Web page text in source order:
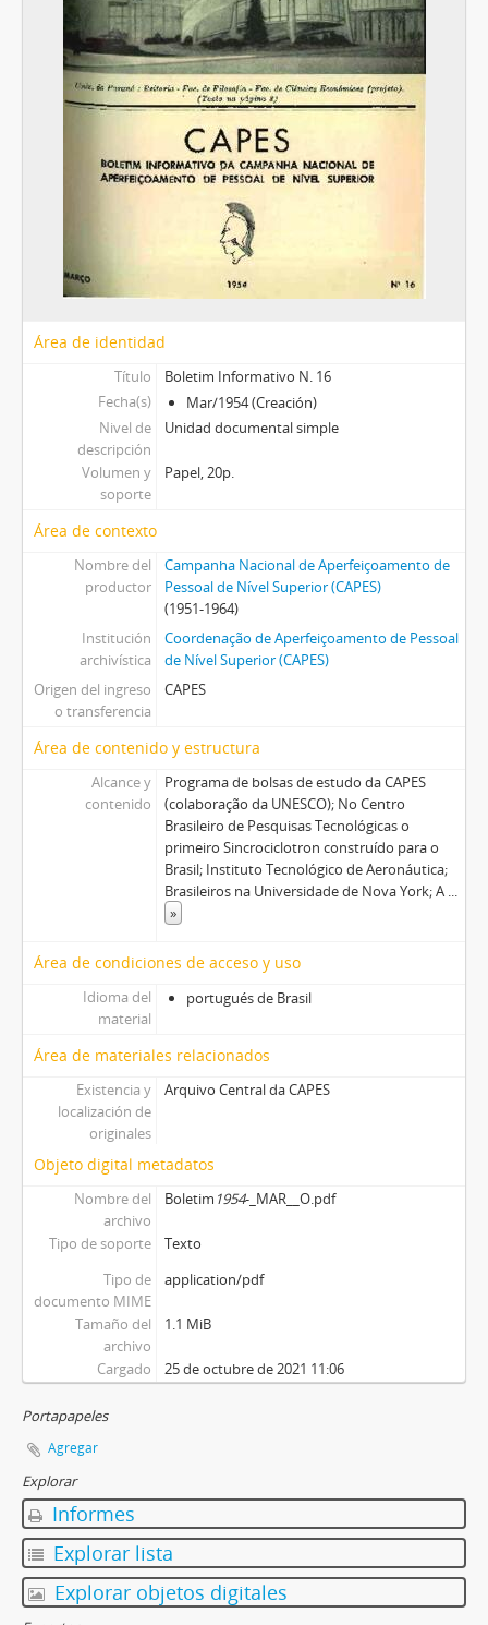
Área de identidad
Título
Boletim Informativo N. 16
Fecha(s)
Mar/1954 (Creación)
Nivel de
descripción
Unidad documental simple
Volumen y
soporte
Papel, 20p.
Área de contexto
Nombre del
productor
Campanha Nacional de Aperfeiçoamento de
Pessoal de Nível Superior (CAPES)
(1951-1964)
Institución
archivística
Coordenação de Aperfeiçoamento de Pessoal
de Nível Superior (CAPES)
Origen del ingreso
o transferencia
CAPES
Área de contenido y estructura
Alcance y
contenido
Programa de bolsas de estudo da CAPES
(colaboração da UNESCO); No Centro
Brasileiro de Pesquisas Tecnológicas o
primeiro Sincrociclotron construído para o
Brasil; Instituto Tecnológico de Aeronáutica;
Brasileiros na Universidade de Nova York; A ...
»
Área de condiciones de acceso y uso
Idioma del
material
portugués de Brasil
Área de materiales relacionados
Existencia y
localización de
originales
Arquivo Central da CAPES
Objeto digital metadatos
Nombre del
archivo
Boletim 1954-_MAR__O.pdf
Tipo de soporte
Texto
Tipo de
documento MIME
application/pdf
Tamaño del
archivo
1.1 MiB
Cargado 25 de octubre de 2021 11:06
Portapapeles
Agregar
Explorar
Informes
Explorar lista
Explorar objetos digitales